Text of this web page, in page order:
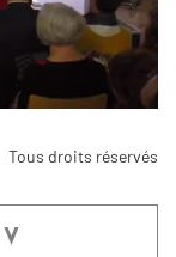
Tous droits réservés